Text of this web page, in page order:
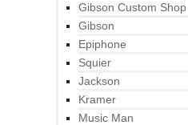
Gibson Custom Shop
Gibson
Epiphone
Squier
Jackson
Kramer
Music Man